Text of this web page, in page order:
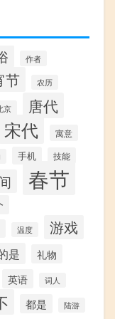
作者
节 农历
京 唐代
宋代 寓意
手机 技能
春节
温度
游戏
是 礼物
英语 词人
都是 陆游